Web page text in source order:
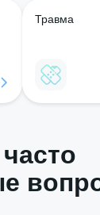
Травма